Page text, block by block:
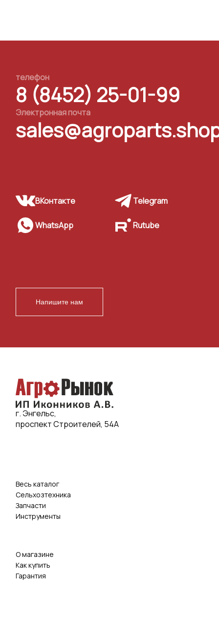
телефон
8 (8452) 25-01-99
Электронная почта
ВКонтакте Telegram
WhatsApp Rutube
Напишите нам
г. Энгельс,
проспект Строителей, 54А
Весь каталог
Сельхозтехника
Запчасти
Инструменты
О магазине
Как купить
Гарантия